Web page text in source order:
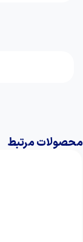
محصولات مرتبط